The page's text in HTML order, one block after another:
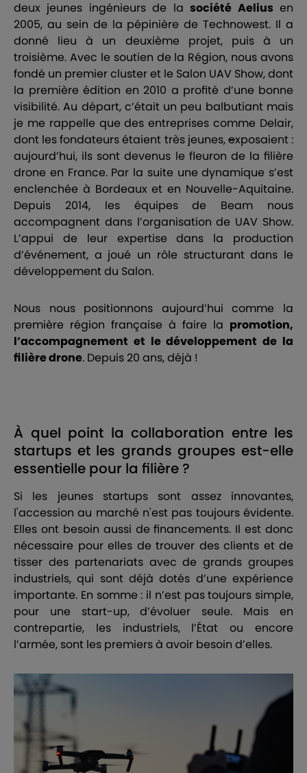
deux jeunes ingénieurs de lasociété Aelius en
2005, au sein de la pépinière de Technowest. Il a
donné lieu à un deuxième projet, puis à un
troisième. Avec le soutien de la Région, nous avons
fondé un premier cluster et le Salon UAV Show, dont
la première édition en 2010 a profité d’une bonne
visibilité. Au départ, c’était un peu balbutiant mais
je me rappelle que des entreprises comme Delair,
dont les fondateurs étaient très jeunes,exposaient :
aujourd’hui, ils sont devenus le fleuron de la filière
drone en France. Par la suite une dynamique s’est
enclenchée à Bordeaux et en Nouvelle-Aquitaine.
Depuis 2014, les équipes de Beam nous
accompagnent dans l’organisation de UAV Show.
L’appui de leur expertise dans la production
d’événement, a joué un rôle structurant dans le
développement du Salon.
Nous nous positionnons aujourd’hui comme la
première région française à faire la promotion,
l’accompagnement et le développement de la
filière drone. Depuis 20 ans, déjà !
À quel point la collaboration entre les
startups et les grands groupes est-elle
essentielle pour la filière ?
Si les jeunes startups sont assez innovantes,
l'accession au marché n'est pas toujours évidente.
Elles ont besoin aussi de financements. Il est donc
nécessaire pour elles de trouver des clients et de
tisser des partenariats avec de grands groupes
industriels, qui sont déjà dotés d’une expérience
importante. En somme : il n’est pas toujours simple,
pour une start-up, d’évoluer seule. Mais en
contrepartie, les industriels, l’État ou encore
l’armée, sont les premiers à avoir besoin d’elles.